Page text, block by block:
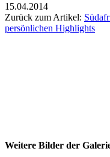
15.04.2014
Zurück zum Artikel:
persönlichen Highlights
Weitere Bilder der